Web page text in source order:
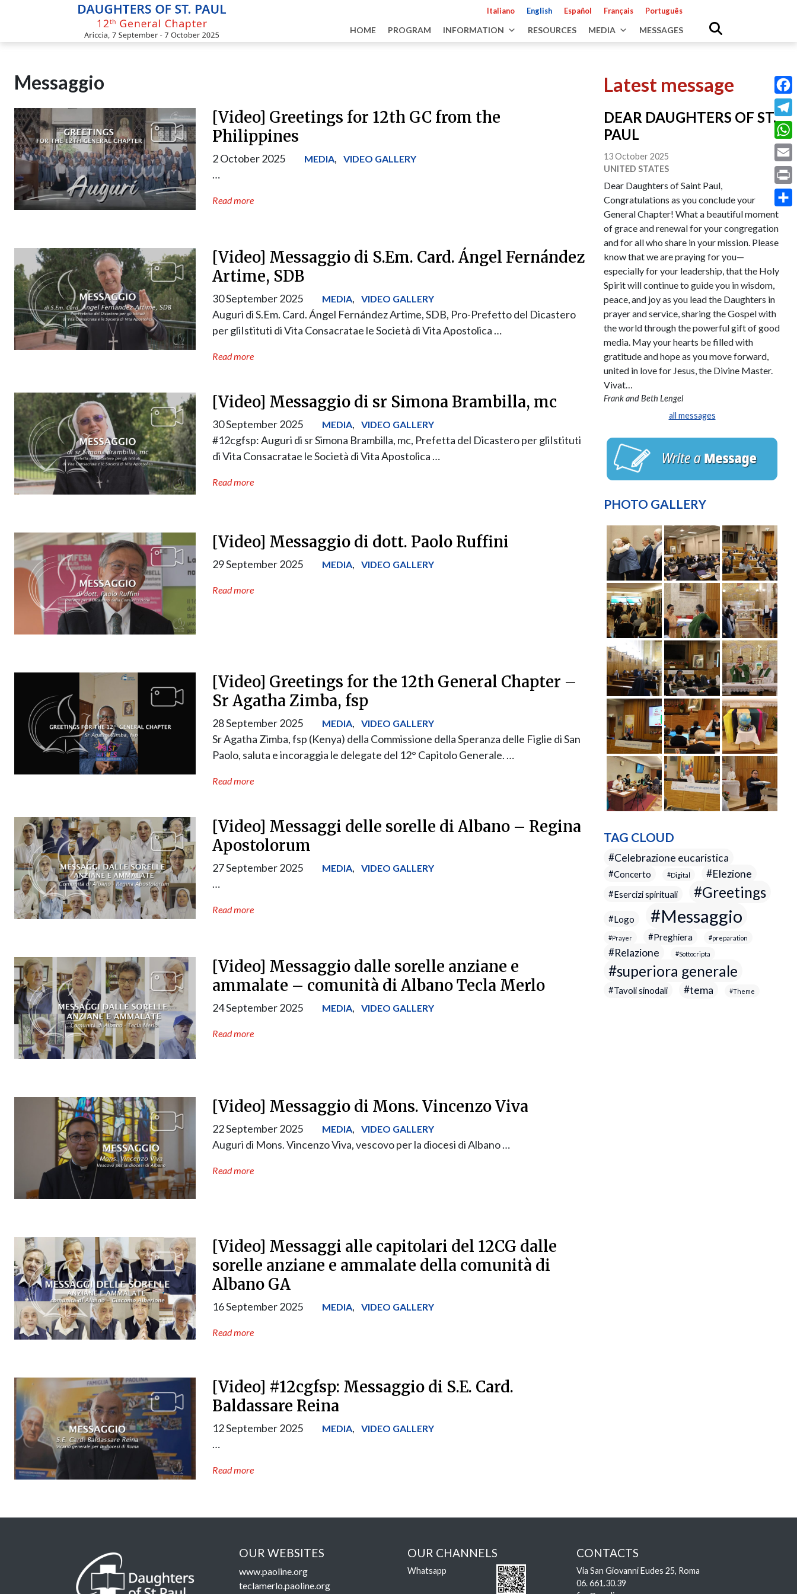
content
Italiano English Español Français Português
HOME PROGRAM INFORMATION RESOURCES MEDIA MESSAGES
Messaggio
[Video] Greetings for 12th GC from the
Philippines
2 October 2025 MEDIA, VIDEO GALLERY
…
Read more
[Video] Messaggio di S.Em. Card. Ángel Fernández
Artime, SDB
30 September 2025 MEDIA, VIDEO GALLERY
Auguri di S.Em. Card. Ángel Fernández Artime, SDB, Pro-Prefetto del Dicastero
per gliIstituti di Vita Consacratae le Società di Vita Apostolica …
Read more
[Video] Messaggio di sr Simona Brambilla, mc
30 September 2025 MEDIA, VIDEO GALLERY
#12cgfsp: Auguri di sr Simona Brambilla, mc, Prefetta del Dicastero per gliIstituti
di Vita Consacratae le Società di Vita Apostolica …
Read more
[Video] Messaggio di dott. Paolo Ruffini
29 September 2025 MEDIA, VIDEO GALLERY
Read more
[Video] Greetings for the 12th General Chapter –
Sr Agatha Zimba, fsp
28 September 2025 MEDIA, VIDEO GALLERY
Sr Agatha Zimba, fsp (Kenya) della Commissione della Speranza delle Figlie di San
Paolo, saluta e incoraggia le delegate del 12° Capitolo Generale. …
Read more
[Video] Messaggi delle sorelle di Albano – Regina
Apostolorum
27 September 2025 MEDIA, VIDEO GALLERY
…
Read more
[Video] Messaggio dalle sorelle anziane e
ammalate – comunità di Albano Tecla Merlo
24 September 2025 MEDIA, VIDEO GALLERY
Read more
[Video] Messaggio di Mons. Vincenzo Viva
22 September 2025 MEDIA, VIDEO GALLERY
Auguri di Mons. Vincenzo Viva, vescovo per la diocesi di Albano …
Read more
[Video] Messaggi alle capitolari del 12CG dalle
sorelle anziane e ammalate della comunità di
Albano GA
16 September 2025 MEDIA, VIDEO GALLERY
Read more
[Video] #12cgfsp: Messaggio di S.E. Card.
Baldassare Reina
12 September 2025 MEDIA, VIDEO GALLERY
…
Read more
Latest message
DEAR DAUGHTERS OF ST.
PAUL
13 October 2025
UNITED STATES
Dear Daughters of Saint Paul,
Congratulations as you conclude your
General Chapter! What a beautiful moment
of grace and renewal for your congregation
and for all who share in your mission. Please
know that we are praying for you—
especially for your leadership, that the Holy
Spirit will continue to guide you in wisdom,
peace, and joy as you lead the Daughters in
prayer and service, sharing the Gospel with
the world through the powerful gift of good
media. May your hearts be filled with
gratitude and hope as you move forward,
united in love for Jesus, the Divine Master.
Vivat…
Frank and Beth Lengel
all messages
PHOTO GALLERY
TAG CLOUD
Celebrazione eucaristica
Concerto Digital Elezione
Esercizi spirituali Greetings
Logo Messaggio
Prayer Preghiera preparation
Relazione Sottocripta
superiora generale
Tavoli sinodali tema Theme
OUR WEBSITES
www.paoline.org
teclamerlo.paoline.org
OUR CHANNELS
Whatsapp
CONTACTS
Via San Giovanni Eudes 25, Roma
06. 661.30.39
Print